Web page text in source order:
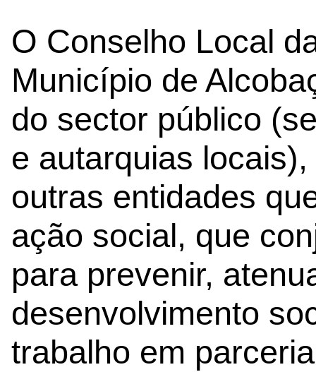
O Conselho Local
Município de
do sector público
e autarquias
outras entidades
ação social, que
para prevenir,
desenvolvimento
trabalho em